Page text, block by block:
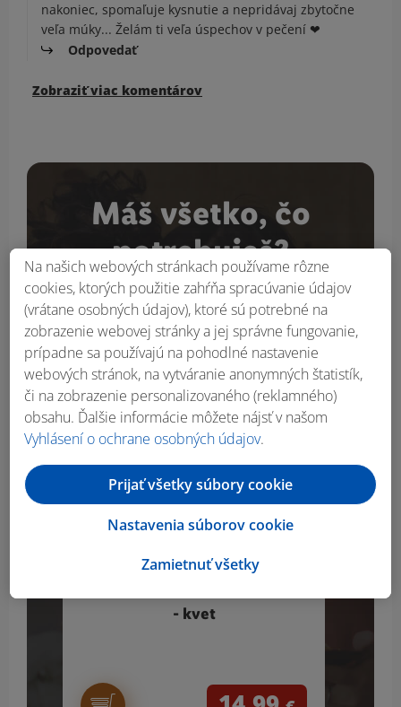
nakoniec, spomaľuje kysnutie a nepridávaj zbytočne
veľa múky... Želám ti veľa úspechov v pečení ❤
Odpovedať
Zobraziť viac komentárov
Máš všetko, čo
potrebuješ?
Kuchynské pomôcky a mnoho iného nakúpiš v
našom online shope naLidl.sk.
- kvet
Na našich webových stránkach používame rôzne
cookies, ktorých použitie zahŕňa spracúvanie údajov
(vrátane osobných údajov), ktoré sú potrebné na
zobrazenie webovej stránky a jej správne fungovanie,
prípadne sa používajú na pohodlné nastavenie
webových stránok, na vytváranie anonymných štatistík,
či na zobrazenie personalizovaného (reklamného)
obsahu. Ďalšie informácie môžete nájsť v našom
Vyhlásení o ochrane osobných údajov.
Zamietnuť všetky
Nastavenia súborov cookie
Prijať všetky súbory cookie